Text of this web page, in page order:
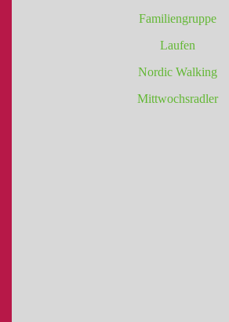
Familiengruppe
Laufen
Nordic Walking
Mittwochsradler